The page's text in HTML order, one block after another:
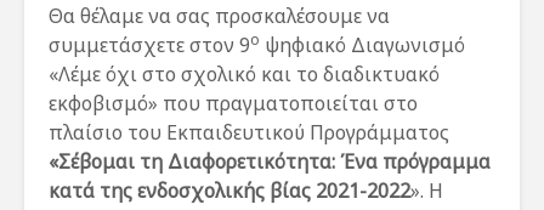
Θα θέλαμε να σας προσκαλέσουμε να
συμμετάσχετε στον 9ο ψηφιακό Διαγωνισμό
«Λέμε όχι στο σχολικό και το διαδικτυακό
εκφοβισμό» που πραγματοποιείται στο
πλαίσιο του Εκπαιδευτικού Προγράμματος
«Σέβομαι τη Διαφορετικότητα: Ένα πρόγραμμα
κατά της ενδοσχολικής βίας 2021-2022». Η